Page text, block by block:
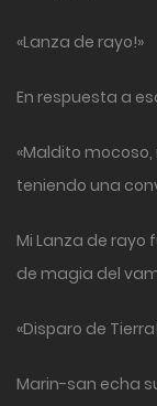
«Lanza de rayo!»
En respuesta a
«Maldito
teniendo una
Mi Lanza de
de magia del
«Disparo de
Marin-san echa